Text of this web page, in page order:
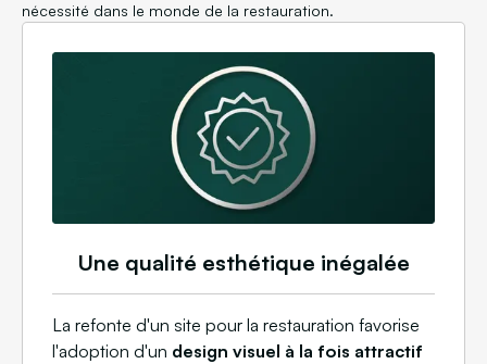
nécessité dans le monde de la restauration.
Une qualité esthétique inégalée
La refonte d'un site pour la restauration favorise
l'adoption d'un design visuel à la fois attractif